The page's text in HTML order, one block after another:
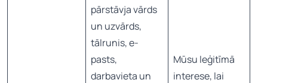
pārstāvja vārds
un uzvārds,
tālrunis, e-
pasts,
darbavieta un
Mūsu leģitīmā
interese, lai